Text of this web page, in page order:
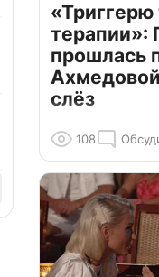
«Триггерю
терапии»:
прошлась
слёз
108